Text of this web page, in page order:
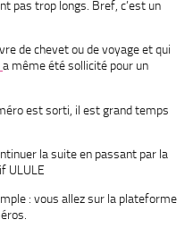
pas trop longs. Bref, c’est un
de chevet ou de voyage et qui
a même été sollicité pour un
est sorti, il est grand temps
la suite en passant par la
ULULE
: vous allez sur la plateforme